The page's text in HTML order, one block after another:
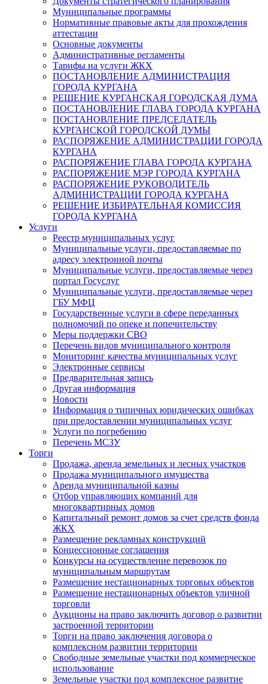
Муниципальные программы
Нормативные правовые акты для прохождения
аттестации
Основные документы
Административные регламенты
Тарифы на услуги ЖКХ
ПОСТАНОВЛЕНИЕ АДМИНИСТРАЦИЯ
ГОРОДА КУРГАНА
РЕШЕНИЕ КУРГАНСКАЯ ГОРОДСКАЯ ДУМА
ПОСТАНОВЛЕНИЕ ГЛАВА ГОРОДА КУРГАНА
ПОСТАНОВЛЕНИЕ ПРЕДСЕДАТЕЛЬ
КУРГАНСКОЙ ГОРОДСКОЙ ДУМЫ
РАСПОРЯЖЕНИЕ АДМИНИСТРАЦИИ ГОРОДА
КУРГАНА
РАСПОРЯЖЕНИЕ ГЛАВА ГОРОДА КУРГАНА
РАСПОРЯЖЕНИЕ МЭР ГОРОДА КУРГАНА
РАСПОРЯЖЕНИЕ РУКОВОДИТЕЛЬ
АДМИНИСТРАЦИИ ГОРОДА КУРГАНА
РЕШЕНИЕ ИЗБИРАТЕЛЬНАЯ КОМИССИЯ
ГОРОДА КУРГАНА
Услуги
Реестр муниципальных услуг
Муниципальные услуги, предоставляемые по
адресу электронной почты
Муниципальные услуги, предоставляемые через
портал Госуслуг
Муниципальные услуги, предоставляемые через
ГБУ МФЦ
Государственные услуги в сфере переданных
полномочий по опеке и попечительству
Меры поддержки СВО
Перечень видов муниципального контроля
Мониторинг качества муниципальных услуг
Электронные сервисы
Предварительная запись
Другая информация
Новости
Информация о типичных юридических ошибках
при предоставлении муниципальных услуг
Услуги по погребению
Перечень МСЗУ
Торги
Продажа, аренда земельных и лесных участков
Продажа муниципального имущества
Аренда муниципальной казны
Отбор управляющих компаний для
многоквартирных домов
Капитальный ремонт домов за счет средств фонда
ЖКХ
Размещение рекламных конструкций
Концессионные соглашения
Конкурсы на осуществление перевозок по
муниципальным маршрутам
Размещение нестационарных торговых объектов
Размещение нестационарных объектов уличной
торговли
Аукционы на право заключить договор о развитии
застроенной территории
Торги на право заключения договора о
комплексном развитии территории
Свободные земельные участки под коммерческое
использование
Земельные участки под комплексное развитие